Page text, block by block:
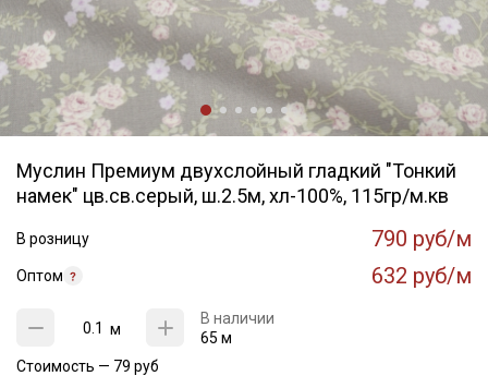
Муслин Премиум двухслойный гладкий "Тонкий
намек" цв.св.серый, ш.2.5м, хл-100%, 115гр/м.кв
В розницу 790 руб/м
Оптом 632 руб/м
м
В наличии
65 м
Стоимость — 79 руб